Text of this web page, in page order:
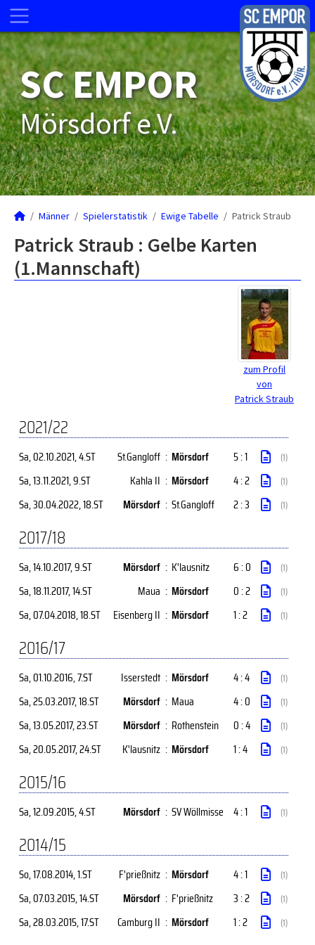
SC EMPOR
Mörsdorf e.V.
Männer Spielerstatistik Ewige Tabelle Patrick Straub
Patrick Straub : Gelbe Karten
(1.Mannschaft)
zum Profil
von
Patrick Straub
2021/22
Sa, 02.10.2021, 4.ST St.Gangloff : Mörsdorf 5 : 1 (1)
Sa, 13.11.2021, 9.ST Kahla II : Mörsdorf 4 : 2 (1)
Sa, 30.04.2022, 18.ST Mörsdorf : St.Gangloff 2 : 3 (1)
2017/18
Sa, 14.10.2017, 9.ST Mörsdorf : K'lausnitz 6 : 0 (1)
Sa, 18.11.2017, 14.ST Maua : Mörsdorf 0 : 2 (1)
Sa, 07.04.2018, 18.ST Eisenberg II : Mörsdorf 1 : 2 (1)
2016/17
Sa, 01.10.2016, 7.ST Isserstedt : Mörsdorf 4 : 4 (1)
Sa, 25.03.2017, 18.ST Mörsdorf : Maua 4 : 0 (1)
Sa, 13.05.2017, 23.ST Mörsdorf : Rothenstein 0 : 4 (1)
Sa, 20.05.2017, 24.ST K'lausnitz : Mörsdorf 1 : 4 (1)
2015/16
Sa, 12.09.2015, 4.ST Mörsdorf : SV Wöllmisse 4 : 1 (1)
2014/15
So, 17.08.2014, 1.ST F'prießnitz : Mörsdorf 4 : 1 (1)
Sa, 07.03.2015, 14.ST Mörsdorf : F'prießnitz 3 : 2 (1)
Sa, 28.03.2015, 17.ST Camburg II : Mörsdorf 1 : 2 (1)